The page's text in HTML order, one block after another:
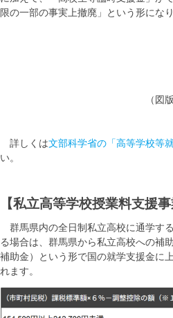
限の一部の事実上撤廃」という形になり
（図
詳しくは文部科学省の「高等学校等
い。
【私立高等学校授業料支援事
群馬県内の全日制私立高校に通学す
る場合は、群馬県から私立高校への補
補助金）という形で国の就学支援金に
れます。